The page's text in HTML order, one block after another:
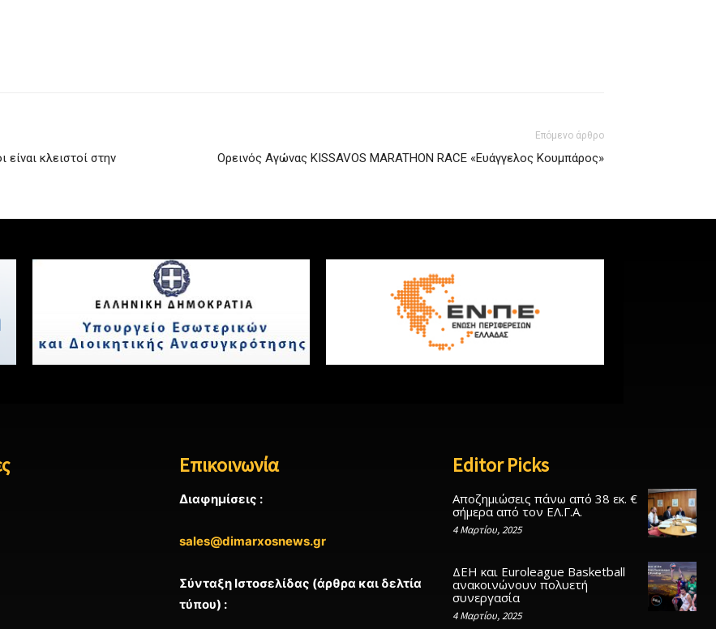
κλειστοί στην
Επόμενο άρθρο
Ορεινός Αγώνας KISSAVOS MARATHON RACE «Ευάγγελος Κουμπάρος»
Επικοινωνία
Διαφημίσεις :
sales@dimarxosnews.gr
Σύνταξη Ιστοσελίδας (άρθρα και δελτία
τύπου) :
Editor Picks
Αποζημιώσεις πάνω από 38 εκ. €
σήμερα από τον ΕΛ.Γ.Α.
4 Μαρτίου, 2025
ΔΕΗ και Euroleague Basketball
ανακοινώνουν πολυετή
συνεργασία
4 Μαρτίου, 2025